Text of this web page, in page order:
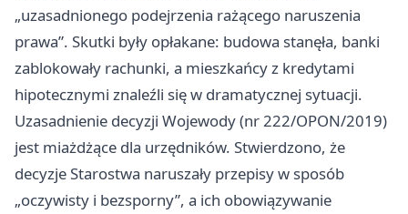
„uzasadnionego podejrzenia rażącego naruszenia
prawa”. Skutki były opłakane: budowa stanęła, banki
zablokowały rachunki, a mieszkańcy z kredytami
hipotecznymi znaleźli się w dramatycznej sytuacji.
Uzasadnienie decyzji Wojewody (nr 222/OPON/2019)
jest miażdżące dla urzędników. Stwierdzono, że
decyzje Starostwa naruszały przepisy w sposób
„oczywisty i bezsporny”, a ich obowiązywanie